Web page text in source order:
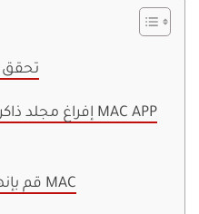
1.
3. قم بإنهاء متجر تطبيقات MAC